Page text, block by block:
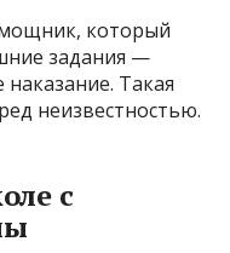
который
задания —
наказание. Такая
неизвестностью.
с